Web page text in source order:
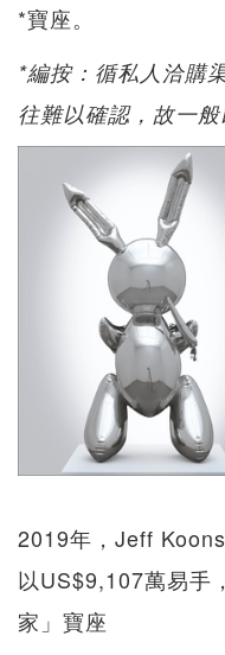
*寶座。
*編按：循私人洽購
往難以確認，故一
2019年，Jeff
以US$9,107萬易手
家」寶座